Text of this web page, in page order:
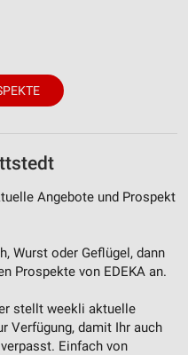
Angebote und Prospekt
Wurst oder Geflügel, dann
Prospekte von EDEKA an.
stellt weekli aktuelle
Verfügung, damit Ihr auch
Einfach von